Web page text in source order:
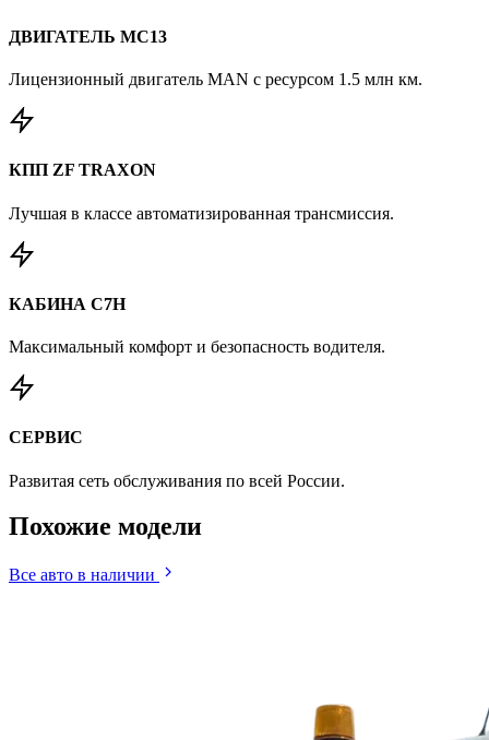
ДВИГАТЕЛЬ MC13
Лицензионный двигатель MAN с ресурсом 1.5 млн км.
КПП ZF TRAXON
Лучшая в классе автоматизированная трансмиссия.
КАБИНА C7H
Максимальный комфорт и безопасность водителя.
СЕРВИС
Развитая сеть обслуживания по всей России.
Похожие модели
Все авто в наличии